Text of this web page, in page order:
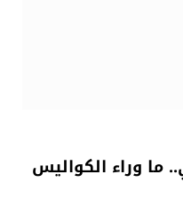
وراء الكواليس